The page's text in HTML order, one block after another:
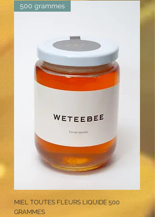
500 grammes
MIEL TOUTES FLEURS LIQUIDE 500
GRAMMES